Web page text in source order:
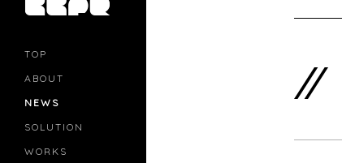
TOP
ABOUT
NEWS
SOLUTION
WORKS
MOVIE MARKETING